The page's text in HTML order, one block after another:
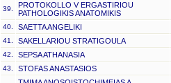
39.
PROTOKOLLO V ERGASTIRIOU
PATHOLOGIKIS ANATOMIKIS
40. SAETTA ANGELIKI
41. SAKELLARIOU STRATIGOULA
42. SEPSA ATHANASIA
43. STOFAS ANASTASIOS